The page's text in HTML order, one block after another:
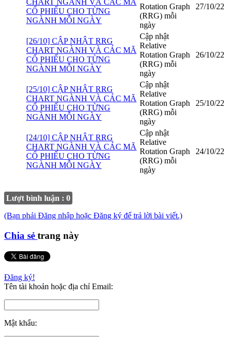
CHART NGÀNH VÀ CÁC MÃ
CỔ PHIẾU CHO TỪNG
NGÀNH MỖI NGÀY
Rotation Graph
(RRG) mỗi
ngày
27/10/22
[26/10] CẬP NHẬT RRG
CHART NGÀNH VÀ CÁC MÃ
CỔ PHIẾU CHO TỪNG
NGÀNH MỖI NGÀY
Cập nhật
Relative
Rotation Graph
(RRG) mỗi
ngày
26/10/22
[25/10] CẬP NHẬT RRG
CHART NGÀNH VÀ CÁC MÃ
CỔ PHIẾU CHO TỪNG
NGÀNH MỖI NGÀY
Cập nhật
Relative
Rotation Graph
(RRG) mỗi
ngày
25/10/22
[24/10] CẬP NHẬT RRG
CHART NGÀNH VÀ CÁC MÃ
CỔ PHIẾU CHO TỪNG
NGÀNH MỖI NGÀY
Cập nhật
Relative
Rotation Graph
(RRG) mỗi
ngày
24/10/22
Lượt bình luận : 0
(Bạn phải Đăng nhập hoặc Đăng ký để trả lời bài viết.)
Chia sẻ trang này
Đăng ký!
Tên tài khoản hoặc địa chỉ Email:
Mật khẩu: